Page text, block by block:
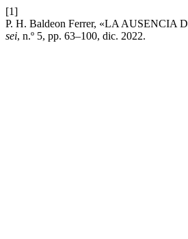
[1]
P. H. Baldeon Ferrer, «LA
sei, n.º 5, pp. 63–100, dic. 2022.